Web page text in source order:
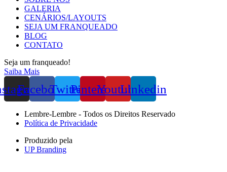
GALERIA
CENÁRIOS/LAYOUTS
SEJA UM FRANQUEADO
BLOG
CONTATO
Seja um franqueado!
Saiba Mais
FacebookTwitterPinterestYoutubeLinkedin
Lembre-Lembre - Todos os Direitos Reservado
Política de Privacidade
Produzido pela
UP Branding